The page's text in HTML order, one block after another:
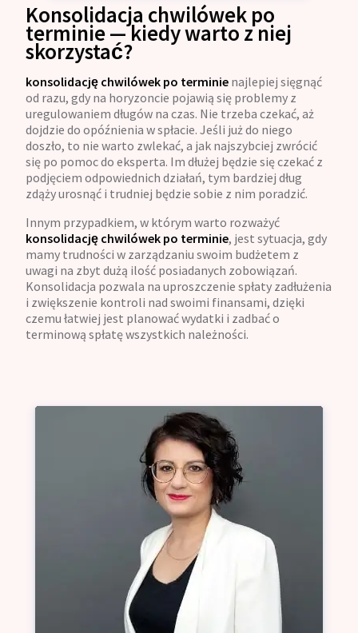
Konsolidacja chwilówek po
terminie — kiedy warto z niej
skorzystać?
konsolidację chwilówek po terminie najlepiej sięgnąć
od razu, gdy na horyzoncie pojawią się problemy z
uregulowaniem długów na czas. Nie trzeba czekać, aż
dojdzie do opóźnienia w spłacie. Jeśli już do niego
doszło, to nie warto zwlekać, a jak najszybciej zwrócić
się po pomoc do eksperta. Im dłużej będzie się czekać z
podjęciem odpowiednich działań, tym bardziej dług
zdąży urosnąć i trudniej będzie sobie z nim poradzić.
Innym przypadkiem, w którym warto rozważyć
konsolidację chwilówek po terminie, jest sytuacja, gdy
mamy trudności w zarządzaniu swoim budżetem z
uwagi na zbyt dużą ilość posiadanych zobowiązań.
Konsolidacja pozwala na uproszczenie spłaty zadłużenia
i zwiększenie kontroli nad swoimi finansami, dzięki
czemu łatwiej jest planować wydatki i zadbać o
terminową spłatę wszystkich należności.